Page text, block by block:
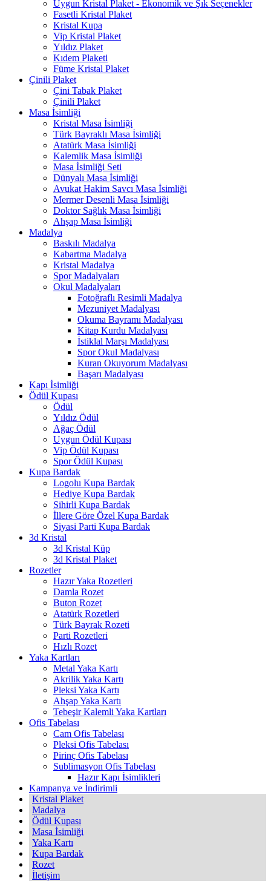
Uygun Kristal Plaket - Ekonomik ve Şık Seçenekler
Fasetli Kristal Plaket
Kristal Kupa
Vip Kristal Plaket
Yıldız Plaket
Kıdem Plaketi
Füme Kristal Plaket
Çinili Plaket
Çini Tabak Plaket
Çinili Plaket
Masa İsimliği
Kristal Masa İsimliği
Türk Bayraklı Masa İsimliği
Atatürk Masa İsimliği
Kalemlik Masa İsimliği
Masa İsimliği Seti
Dünyalı Masa İsimliği
Avukat Hakim Savcı Masa İsimliği
Mermer Desenli Masa İsimliği
Doktor Sağlık Masa İsimliği
Ahşap Masa İsimliği
Madalya
Baskılı Madalya
Kabartma Madalya
Kristal Madalya
Spor Madalyaları
Okul Madalyaları
Fotoğraflı Resimli Madalya
Mezuniyet Madalyası
Okuma Bayramı Madalyası
Kitap Kurdu Madalyası
İstiklal Marşı Madalyası
Spor Okul Madalyası
Kuran Okuyorum Madalyası
Başarı Madalyası
Kapı İsimliği
Ödül Kupası
Ödül
Yıldız Ödül
Ağaç Ödül
Uygun Ödül Kupası
Vip Ödül Kupası
Spor Ödül Kupası
Kupa Bardak
Logolu Kupa Bardak
Hediye Kupa Bardak
Sihirli Kupa Bardak
İllere Göre Özel Kupa Bardak
Siyasi Parti Kupa Bardak
3d Kristal
3d Kristal Küp
3d Kristal Plaket
Rozetler
Hazır Yaka Rozetleri
Damla Rozet
Buton Rozet
Atatürk Rozetleri
Türk Bayrak Rozeti
Parti Rozetleri
Hızlı Rozet
Yaka Kartları
Metal Yaka Kartı
Akrilik Yaka Kartı
Pleksi Yaka Kartı
Ahşap Yaka Kartı
Tebeşir Kalemli Yaka Kartları
Ofis Tabelası
Cam Ofis Tabelası
Pleksi Ofis Tabelası
Pirinç Ofis Tabelası
Sublimasyon Ofis Tabelası
Hazır Kapı İsimlikleri
Kampanya ve İndirimli
Kristal Plaket
Madalya
Ödül Kupası
Masa İsimliği
Yaka Kartı
Kupa Bardak
Rozet
İletişim